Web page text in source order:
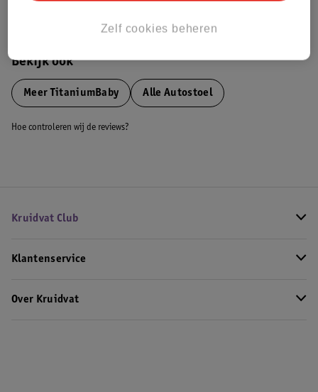
Bekijk ook
MeerTitaniumBaby Alle Autostoel
Hoe controleren wij de reviews?
Kruidvat Club
Klantenservice
Over Kruidvat
Zelf cookies beheren